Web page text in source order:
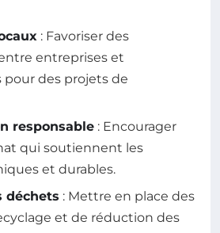
: Favoriser des
entreprises et
des projets de
responsable : Encourager
qui soutiennent les
et durables.
déchets : Mettre en place des
et de réduction des